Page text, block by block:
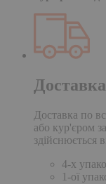
Доставка по
або кур'єром
здійснюється
4-х
1-ої